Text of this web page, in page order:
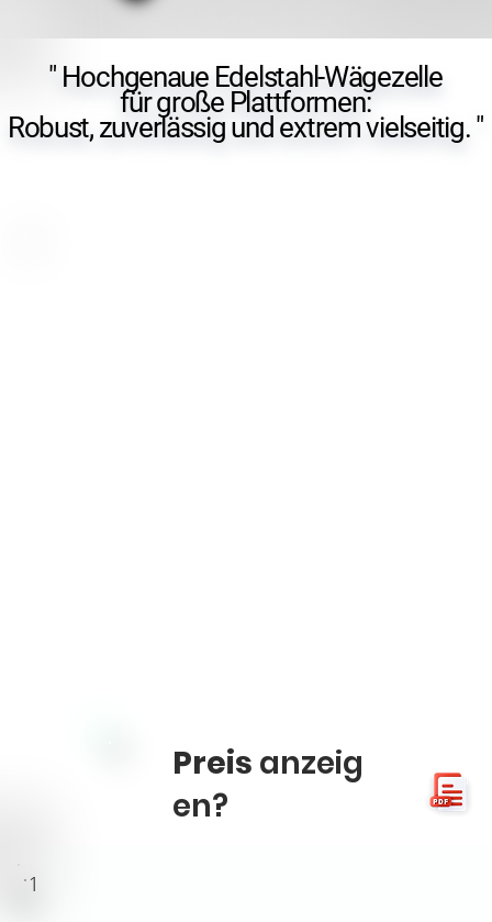
" Hochgenaue Edelstahl-Wägezelle
für große Plattformen:
Robust, zuverlässig und extrem vielseitig. "
" Hochgenaue Edelstahl-Wägezelle
für große Plattformen:
Robust, zuverlässig und extrem vielseitig. "
1
Preis anzeig
en?